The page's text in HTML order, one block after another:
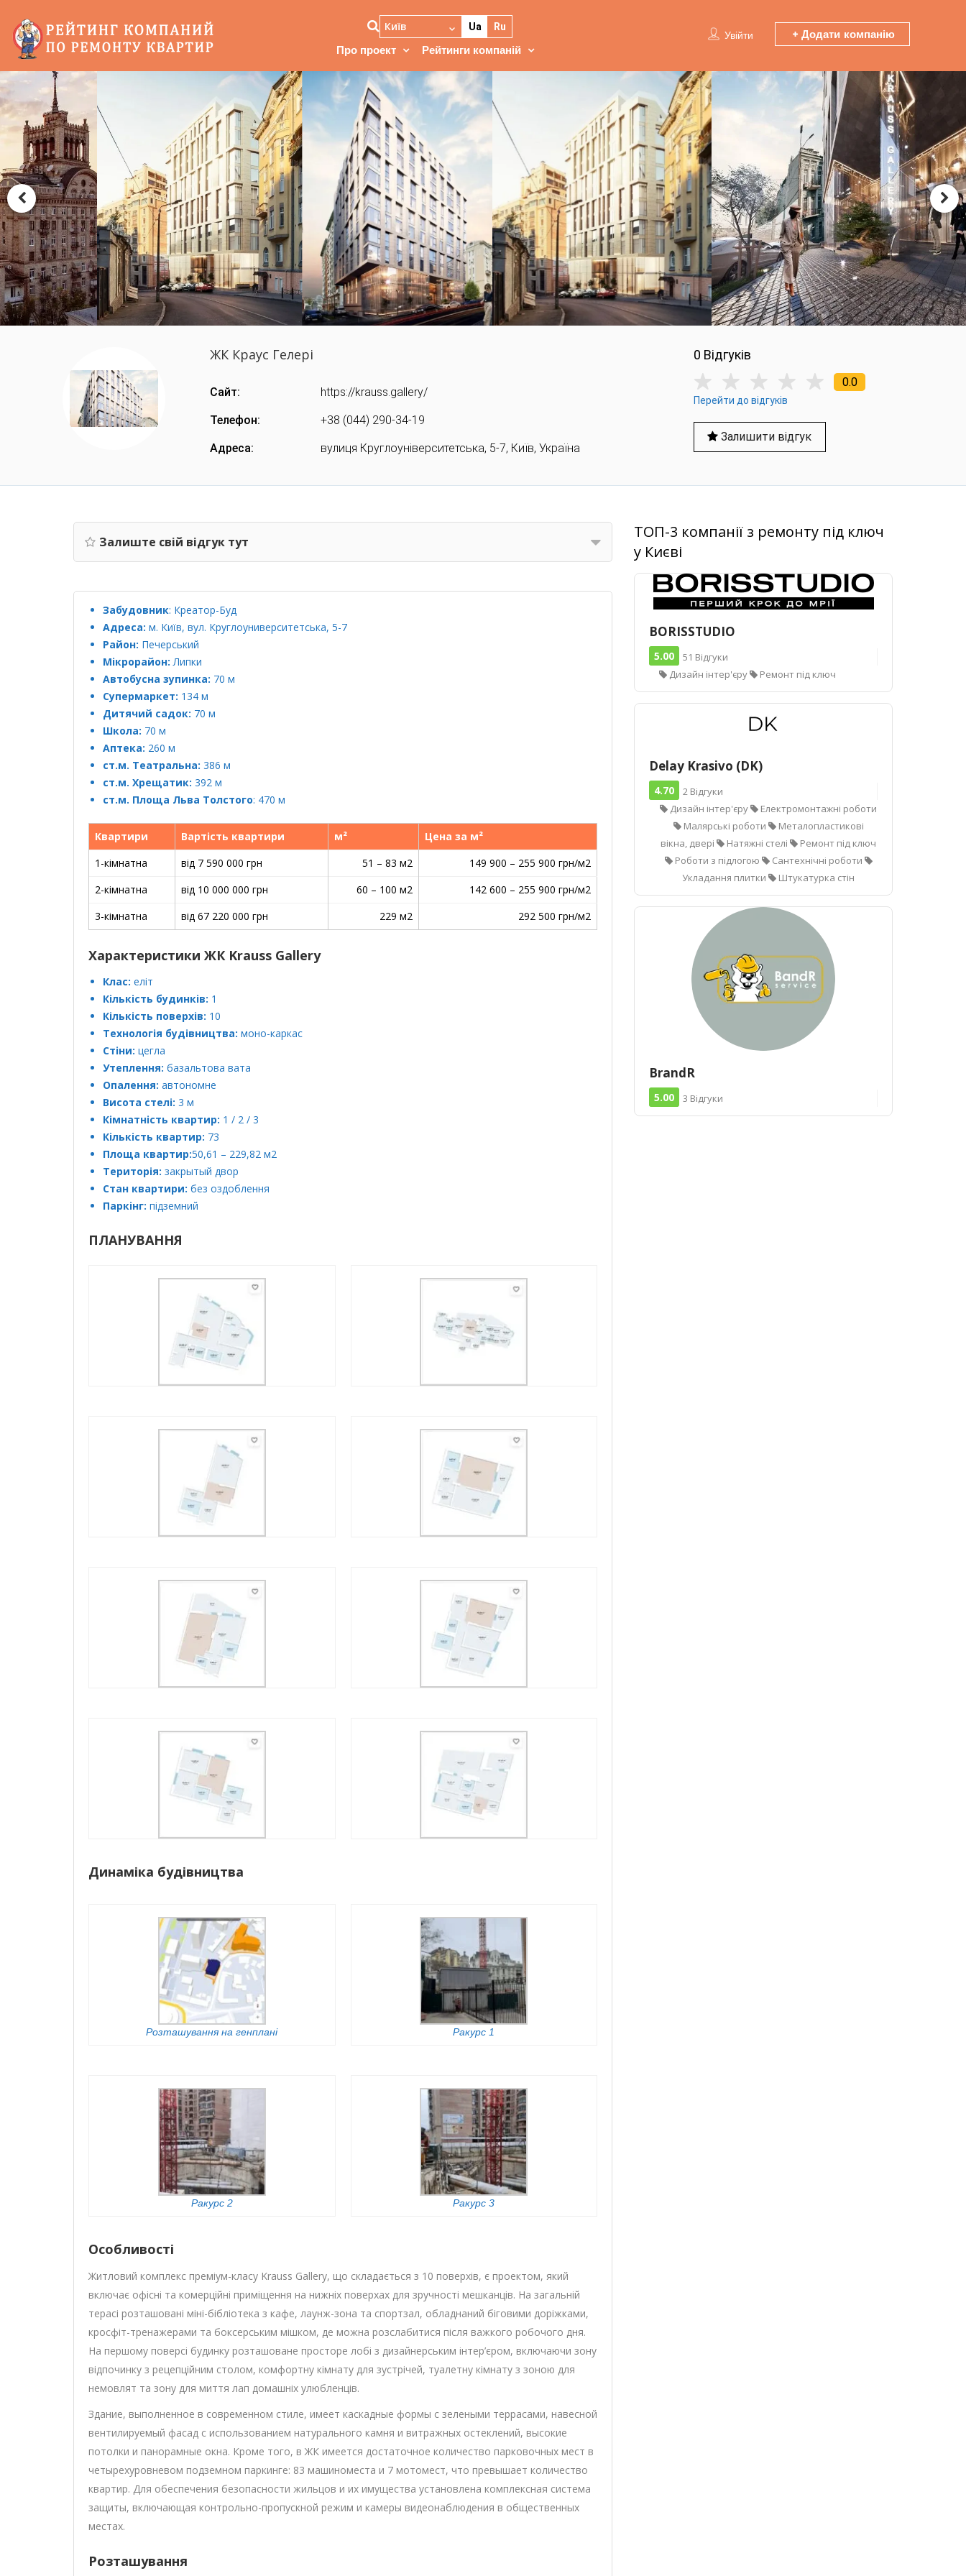
Київ Ua Ru
Про проект Рейтинги компаній
Увійти Додати компанію
ЖК Краус Гелері
Сайт: https://krauss.gallery/
Телефон: +38 (044) 290-34-19
Адреса: вулиця Круглоуніверситетська, 5-7, Київ, Україна
0 Вiдгукiв
0.0
Перейти до відгуків
Залишити відгук
Залиште свій відгук тут
Забудовник: Креатор-Буд
Адреса: м. Київ, вул. Круглоуниверситетська, 5-7
Район: Печерський
Мікрорайон:Липки
Автобусна зупинка: 70 м
Супермаркет: 134 м
Дитячий садок: 70 м
Школа: 70 м
Аптека: 260 м
ст.м. Театральна: 386 м
ст.м. Хрещатик: 392 м
ст.м. Площа Льва Толстого: 470 м
Квартири Вартість квартири м²
Цена за м²
1-кімнатна
від 7 590 000 грн 51 – 83 м2
149 900 – 255 900 грн/м2
2-кімнатна
від 10 000 000 грн 60 – 100 м2
142 600 – 255 900 грн/м2
3-кімнатна
від 67 220 000 грн 229 м2 292 500 грн/м2
Характеристики ЖК Krauss Gallery
Клас: еліт
Кількість будинків: 1
Кількість поверхів: 10
Технологія будівництва: моно-каркас
Стіни: цегла
Утеплення: базальтова вата
Опалення: автономне
Висота стелі: 3 м
Кімнатність квартир: 1 / 2 / 3
Кількість квартир: 73
Площа квартир:50,61 – 229,82 м2
Територія: закрытый двор
Стан квартири: без оздоблення
Паркінг: підземний
ПЛАНУВАННЯ
Динаміка будівництва
Розташування на генплані Ракурс 1
Ракурс 2 Ракурс 3
Особливості
Житловий комплекс преміум-класу Krauss Gallery, що складається з 10 поверхів, є проектом, який
включає офісні та комерційні приміщення на нижніх поверхах для зручності мешканців. На загальній
терасі розташовані міні-бібліотека з кафе, лаунж-зона та спортзал, обладнаний біговими доріжками,
кросфіт-тренажерами та боксерським мішком, де можна розслабитися після важкого робочого дня.
На першому поверсі будинку розташоване просторе лобі з дизайнерським інтер’єром, включаючи зону
відпочинку з рецепційним столом, комфортну кімнату для зустрічей, туалетну кімнату з зоною для
немовлят та зону для миття лап домашніх улюбленців.
Здание, выполненное в современном стиле, имеет каскадные формы с зелеными террасами, навесной
вентилируемый фасад с использованием натурального камня и витражных остеклений, высокие
потолки и панорамные окна. Кроме того, в ЖК имеется достаточное количество парковочных мест в
четырехуровневом подземном паркинге: 83 машиноместа и 7 мотомест, что превышает количество
квартир. Для обеспечения безопасности жильцов и их имущества установлена комплексная система
защиты, включающая контрольно-пропускной режим и камеры видеонаблюдения в общественных
местах.
Розташування
ТОП-3 компанії з ремонту під ключ
у Києві
BORISSTUDIO
5.00
51 Відгуки
Дизайн інтер'єру
Ремонт під ключ
Delay Krasivo (DK)
4.70
2 Відгуки
Дизайн інтер'єру
Електромонтажні роботи
Малярські роботи
Металопластикові
вікна, двері
Натяжні стелі
Ремонт під ключ
Роботи з підлогою
Сантехнічні роботи
Укладання плитки
Штукатурка стін
BrandR
5.00 3 Відгуки